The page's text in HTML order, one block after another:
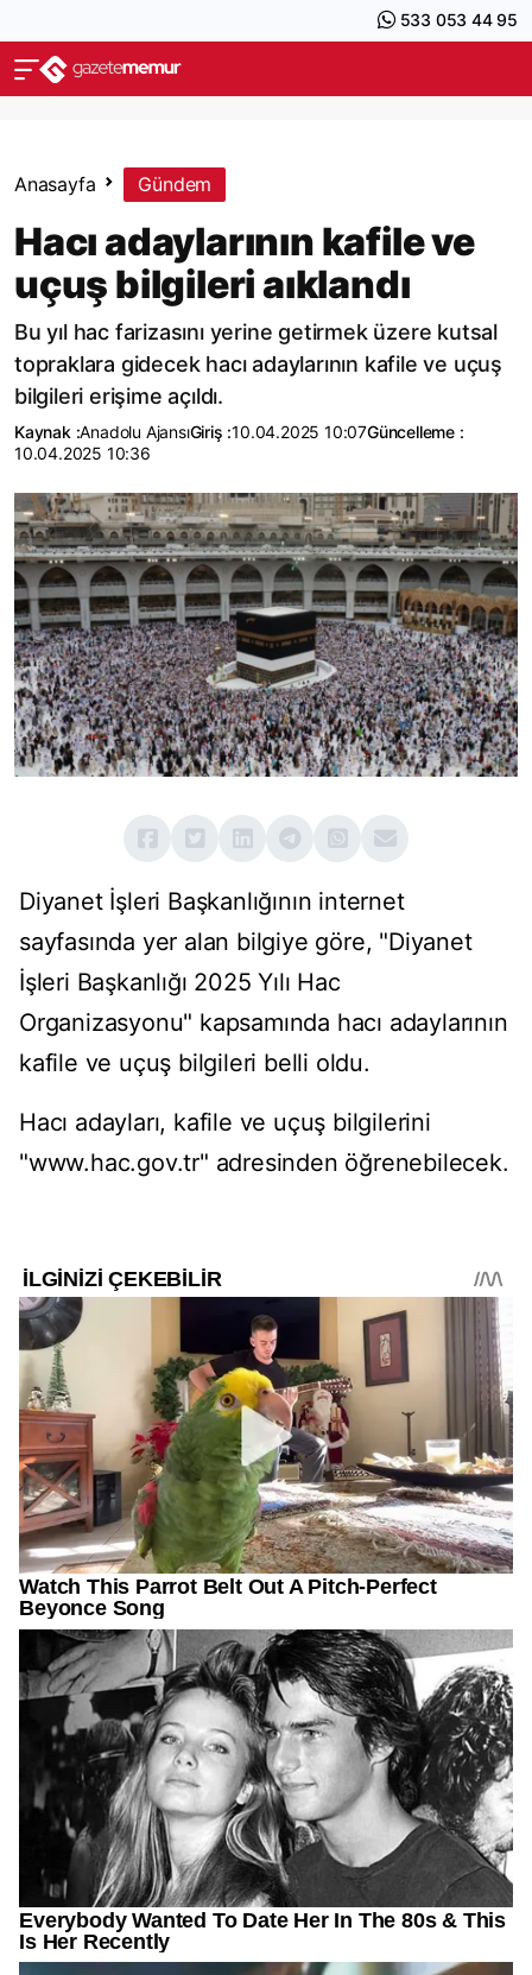
533 053 44 95
Anasayfa Gündem
Hacı adaylarının kafile ve
uçuş bilgileri aıklandı
Bu yıl hac farizasını yerine getirmek üzere kutsal
topraklara gidecek hacı adaylarının kafile ve uçuş
bilgileri erişime açıldı.
Kaynak :Anadolu AjansıGiriş :10.04.2025 10:07Güncelleme :
10.04.2025 10:36
Diyanet İşleri Başkanlığının internet
sayfasında yer alan bilgiye göre, "Diyanet
İşleri Başkanlığı 2025 Yılı Hac
Organizasyonu" kapsamında hacı adaylarının
kafile ve uçuş bilgileri belli oldu.
Hacı adayları, kafile ve uçuş bilgilerini
"www.hac.gov.tr" adresinden öğrenebilecek.